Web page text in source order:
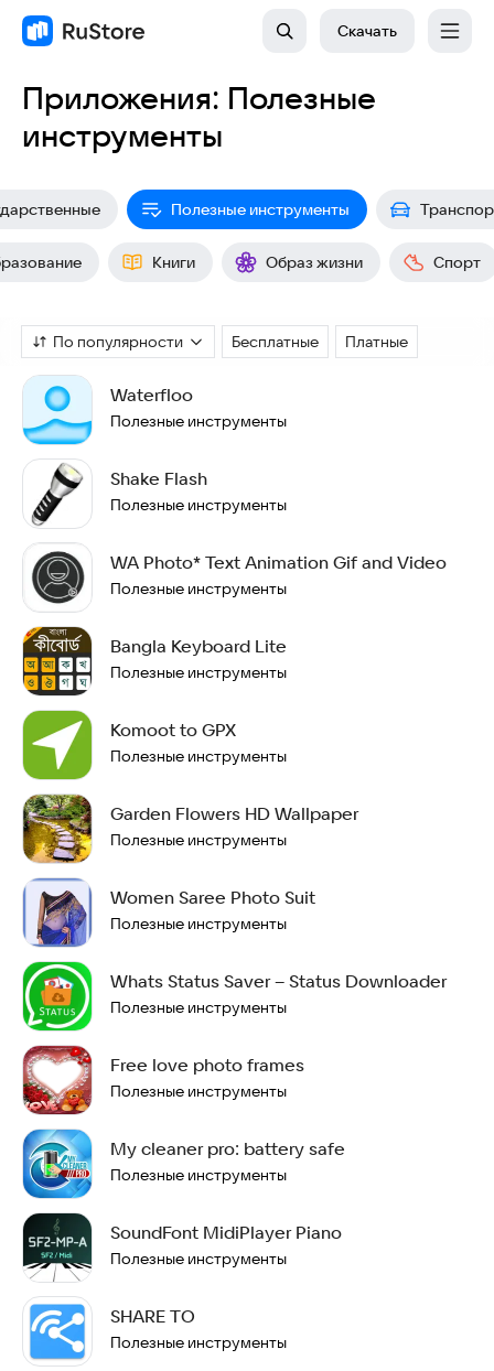
Скачать
Приложения: Полезные
инструменты
Полезные инструменты
Книги Образ жизни Спорт
По популярности Бесплатные Платные
Waterfloo
Полезные инструменты
Shake Flash
Полезные инструменты
WA Photo* Text Animation Gif and Video
Полезные инструменты
Bangla Keyboard Lite
Полезные инструменты
Komoot to GPX
Полезные инструменты
Garden Flowers HD Wallpaper
Полезные инструменты
Women Saree Photo Suit
Полезные инструменты
Whats Status Saver – Status Downloader
Полезные инструменты
Free love photo frames
Полезные инструменты
My cleaner pro: battery safe
Полезные инструменты
SoundFont MidiPlayer Piano
Полезные инструменты
SHARE TO
Полезные инструменты